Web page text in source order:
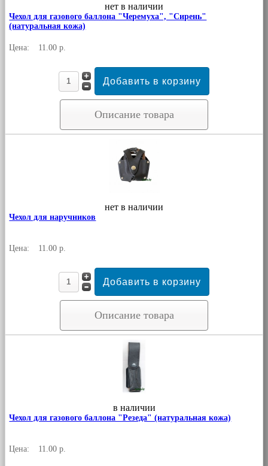
нет в наличии
Чехол для газового баллона "Черемуха", "Сирень"
(натуральная кожа)
Цена: 11.00 р.
Описание товара
нет в наличии
Чехол для наручников
Цена: 11.00 р.
Описание товара
в наличии
Чехол для газового баллона "Резеда" (натуральная кожа)
Цена: 11.00 р.